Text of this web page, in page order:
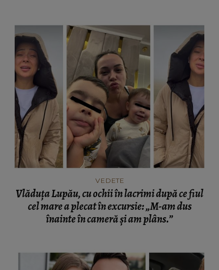
VEDETE
Vlăduța Lupău, cu ochii în lacrimi după ce fiul
cel mare a plecat în excursie: „M-am dus
înainte în cameră și am plâns.”